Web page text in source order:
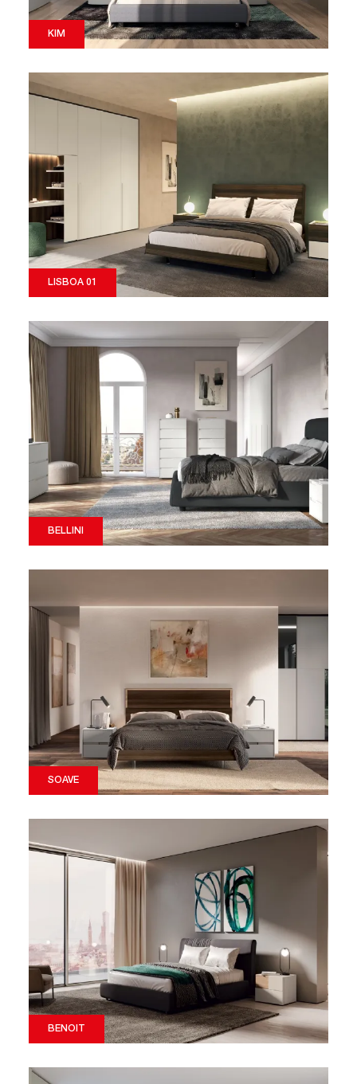
KIM
LISBOA 01
BELLINI
SOAVE
BENOIT